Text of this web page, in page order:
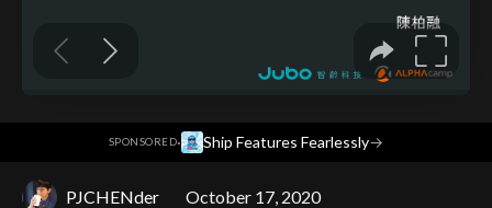
SPONSORED· Ship Features Fearlessly→
PJCHENder October 17, 2020